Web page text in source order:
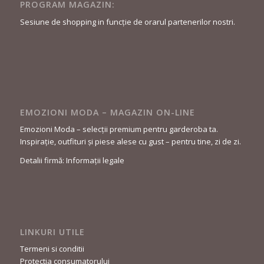
PROGRAM MAGAZIN:
Sesiune de shopping in funcție de orarul partenerilor nostri.
EMOZIONI MODA – MAGAZIN ON-LINE
Emozioni Moda – selecții premium pentru garderoba ta.
Inspirație, outfituri și piese alese cu gust – pentru tine, zi de zi.
Detalii firmă: Informații legale
LINKURI UTILE
Termeni si conditii
Protectia consumatorului